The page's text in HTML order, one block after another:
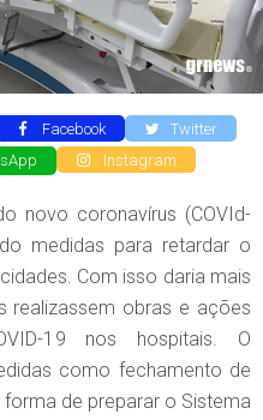
Facebook
Twitter
Instagram
novo coronavírus (COVId-
medidas para retardar o
Com isso daria mais
realizassem obras e ações
19 nos hospitais. O
como fechamento de
de preparar o Sistema